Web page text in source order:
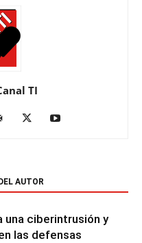
TI
AUTOR
una ciberintrusión y
las defensas